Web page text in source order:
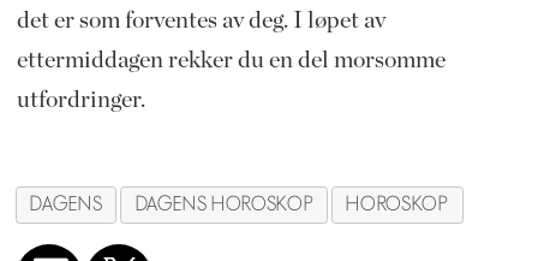
det er som forventes av deg. I løpet av
ettermiddagen rekker du en del morsomme
utfordringer.
DAGENS DAGENS HOROSKOP HOROSKOP